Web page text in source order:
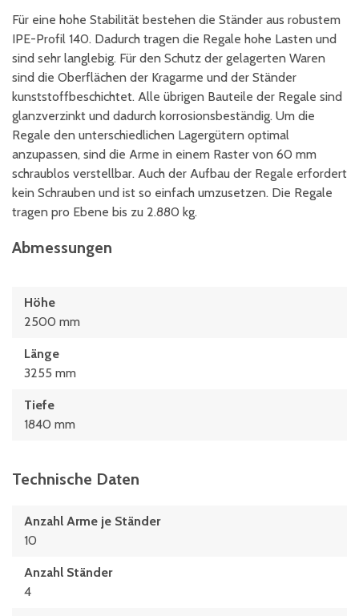
Für eine hohe Stabilität bestehen die Ständer aus robustem
IPE-Profil 140. Dadurch tragen die Regale hohe Lasten und
sind sehr langlebig. Für den Schutz der gelagerten Waren
sind die Oberflächen der Kragarme und der Ständer
kunststoffbeschichtet. Alle übrigen Bauteile der Regale sind
glanzverzinkt und dadurch korrosionsbeständig. Um die
Regale den unterschiedlichen Lagergütern optimal
anzupassen, sind die Arme in einem Raster von 60 mm
schraublos verstellbar. Auch der Aufbau der Regale erfordert
kein Schrauben und ist so einfach umzusetzen. Die Regale
tragen pro Ebene bis zu 2.880 kg.
Abmessungen
Höhe
2500 mm
Länge
3255 mm
Tiefe
1840 mm
Technische Daten
Anzahl Arme je Ständer
10
Anzahl Ständer
4